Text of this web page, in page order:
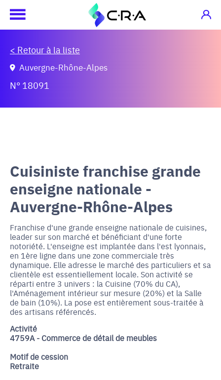
< Retour à la liste
N° 18091
Auvergne-Rhône-Alpes
Cuisiniste franchise grande
enseigne nationale -
Auvergne-Rhône-Alpes
Franchise d'une grande enseigne nationale de cuisines,
leader sur son marché et bénéficiant d'une forte
notoriété. L'enseigne est implantée dans l'est lyonnais,
en 1ère ligne dans une zone commerciale très
dynamique. Elle adresse le marché des particuliers et sa
clientèle est essentiellement locale. Son activité se
réparti entre 3 univers : la Cuisine (70% du CA),
l'Aménagement intérieur sur mesure (20%) et la Salle
de bain (10%). La pose est entièrement sous-traitée à
des artisans référencés.
Activité
4759A - Commerce de détail de meubles
Motif de cession
Retraite